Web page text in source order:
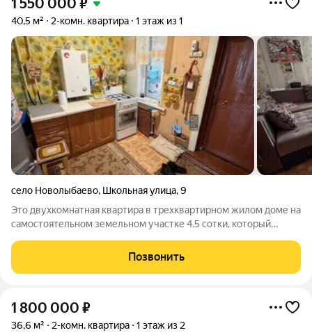
1 550 000 ₽
40,5 м² 2-комн. квартира 1 этаж из 1
село Новолыбаево, Школьная улица,9
Это двухкомнатная квартира в трехквартирном жилом доме на
самостоятельном земельном участке 4.5 сотки, который
отопление газовое, водоснабжение центральное. При
продаже остается мебель. На
Позвонить
1 800 000 ₽
36,6 м² 2-комн. квартира 1 этаж из 2